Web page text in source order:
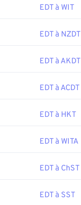
EDT à WIT
EDT à NZDT
EDT à AKDT
EDT à ACDT
EDT à HKT
EDT à WITA
EDT à ChST
EDT à SST